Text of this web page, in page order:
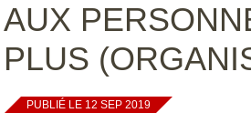
AUX
PLUS
PUBLIÉ LE 12 SEP 2019